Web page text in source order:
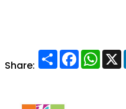
Share:
ShareFacebook